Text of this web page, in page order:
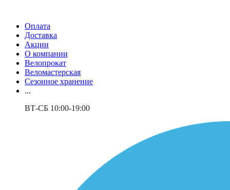
Оплата
Доставка
Акции
О компании
Велопрокат
Веломастерская
Сезонное хранение
...
ВТ-СБ 10:00-19:00